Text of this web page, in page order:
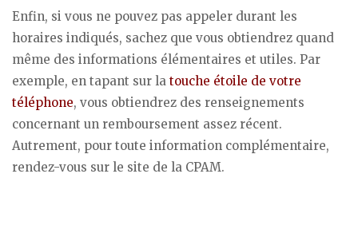
Enfin, si vous ne pouvez pas appeler durant les
horaires indiqués, sachez que vous obtiendrez quand
même des informations élémentaires et utiles. Par
exemple, en tapant sur la touche étoile de votre
téléphone, vous obtiendrez des renseignements
concernant un remboursement assez récent.
Autrement, pour toute information complémentaire,
rendez-vous sur le site de la CPAM.